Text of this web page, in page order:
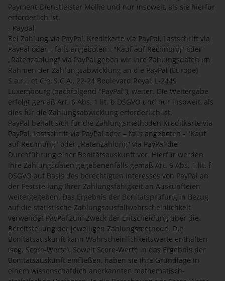
Payment-Dienstleister Mollie und nur insoweit, als sie hierfür
erforderlich ist.
- Paypal
Bei Zahlung via PayPal, Kreditkarte via PayPal, Lastschrift via
PayPal oder – falls angeboten - "Kauf auf Rechnung" oder
„Ratenzahlung“ via PayPal geben wir Ihre Zahlungsdaten im
Rahmen der Zahlungsabwicklung an die PayPal (Europe)
S.a.r.l. et Cie, S.C.A., 22-24 Boulevard Royal, L-2449
Luxembourg (nachfolgend "PayPal"), weiter. Die Weitergabe
erfolgt gemäß Art. 6 Abs. 1 lit. b DSGVO und nur insoweit, als
dies für die Zahlungsabwicklung erforderlich ist.
PayPal behält sich für die Zahlungsmethoden Kreditkarte via
PayPal, Lastschrift via PayPal oder – falls angeboten - "Kauf
auf Rechnung" oder „Ratenzahlung“ via PayPal die
Durchführung einer Bonitätsauskunft vor. Hierfür werden
Ihre Zahlungsdaten gegebenenfalls gemäß Art. 6 Abs. 1 lit. f
DSGVO auf Basis des berechtigten Interesses von PayPal an
der Feststellung Ihrer Zahlungsfähigkeit an Auskunfteien
weitergegeben. Das Ergebnis der Bonitätsprüfung in Bezug
auf die statistische Zahlungsausfallwahrscheinlichkeit
verwendet PayPal zum Zweck der Entscheidung über die
Bereitstellung der jeweiligen Zahlungsmethode. Die
Bonitätsauskunft kann Wahrscheinlichkeitswerte enthalten
(sog. Score-Werte). Soweit Score-Werte in das Ergebnis der
Bonitätsauskunft einfließen, haben sie ihre Grundlage in
einem wissenschaftlich anerkannten mathematisch-